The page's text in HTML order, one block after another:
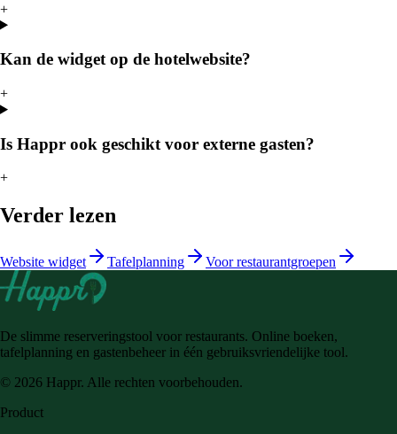
+
Kan de widget op de hotelwebsite?
+
Is Happr ook geschikt voor externe gasten?
+
Verder lezen
Website widget Tafelplanning Voor restaurantgroepen
De slimme reserveringstool voor restaurants. Online boeken,
tafelplanning en gastenbeheer in één gebruiksvriendelijke tool.
© 2026 Happr. Alle rechten voorbehouden.
Product